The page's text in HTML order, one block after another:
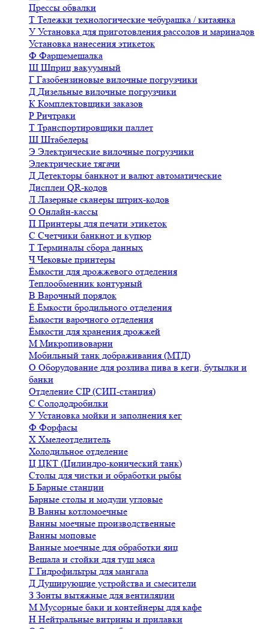
Прессы обвалки
Т Тележки технологические чебурашка / китаянка
У Установка для приготовления рассолов и маринадов
Установка нанесения этикеток
Ф Фаршемешалка
Ш Шприц вакуумный
Г Газобензиновые вилочные погрузчики
Д Дизельные вилочные погрузчики
К Комплектовщики заказов
Р Ричтраки
Т Транспортировщики паллет
Ш Штабелеры
Э Электрические вилочные погрузчики
Электрические тягачи
Д Детекторы банкнот и валют автоматические
Дисплеи QR-кодов
Л Лазерные сканеры штрих-кодов
О Онлайн-кассы
П Принтеры для печати этикеток
С Счетчики банкнот и купюр
Т Терминалы сбора данных
ЧЧековые принтеры
Ёмкости для дрожжевого отделения
Теплообменник контурный
В Варочный порядок
Ё Ёмкости бродильного отделения
Ёмкости варочного отделения
Ёмкости для хранения дрожжей
М Микропивоварни
Мобильный танк дображивания (МТД)
О Оборудование для розлива пива в кеги, бутылки и
банки
Отделение CIP (СИП-станция)
С Солододробилки
У Установка мойки и заполнения кег
Ф Форфасы
Х Хмелеотделитель
Холодильное отделение
Ц ЦКТ (Цилиндро-конический танк)
Столы для чистки и обработки рыбы
Б Барные станции
Барные столы и модули угловые
В Ванны котломоечные
Ванны моечные производственные
Ванны моповые
Ванные моечные для обработки яиц
Вешала и стойки для туш мяса
Г Гидрофильтры для мангала
Д Душирующие устройства и смесители
З Зонты вытяжные для вентиляции
М Мусорные баки и контейнеры для кафе
Н Нейтральные витрины и прилавки